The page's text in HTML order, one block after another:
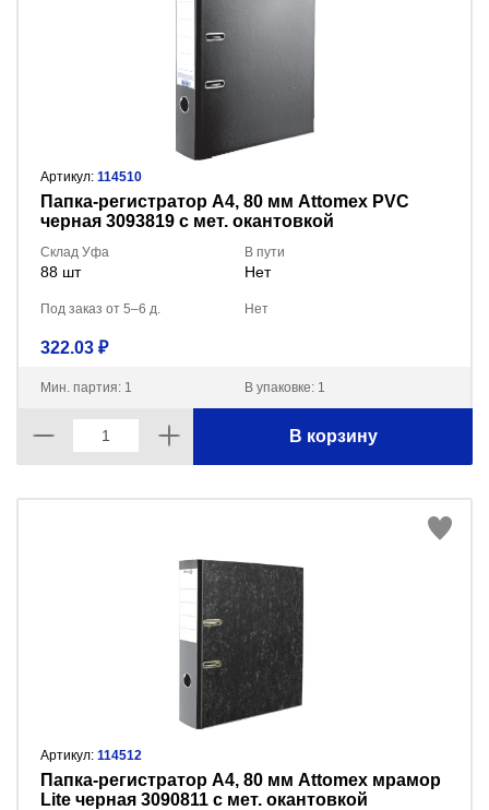
Артикул: 114510
Пaпка-регистратор А4, 80 мм Attomex PVC
черная 3093819 с мет. окантовкой
Склад Уфа
88 шт
В пути
Нет
Под заказ от 5–6 д. Нет
322.03 ₽
Мин. партия: 1 В упаковке: 1
В корзину
Артикул: 114512
Пaпка-регистратор А4, 80 мм Attomex мрамор
Lite черная 3090811 с мет. окантовкой